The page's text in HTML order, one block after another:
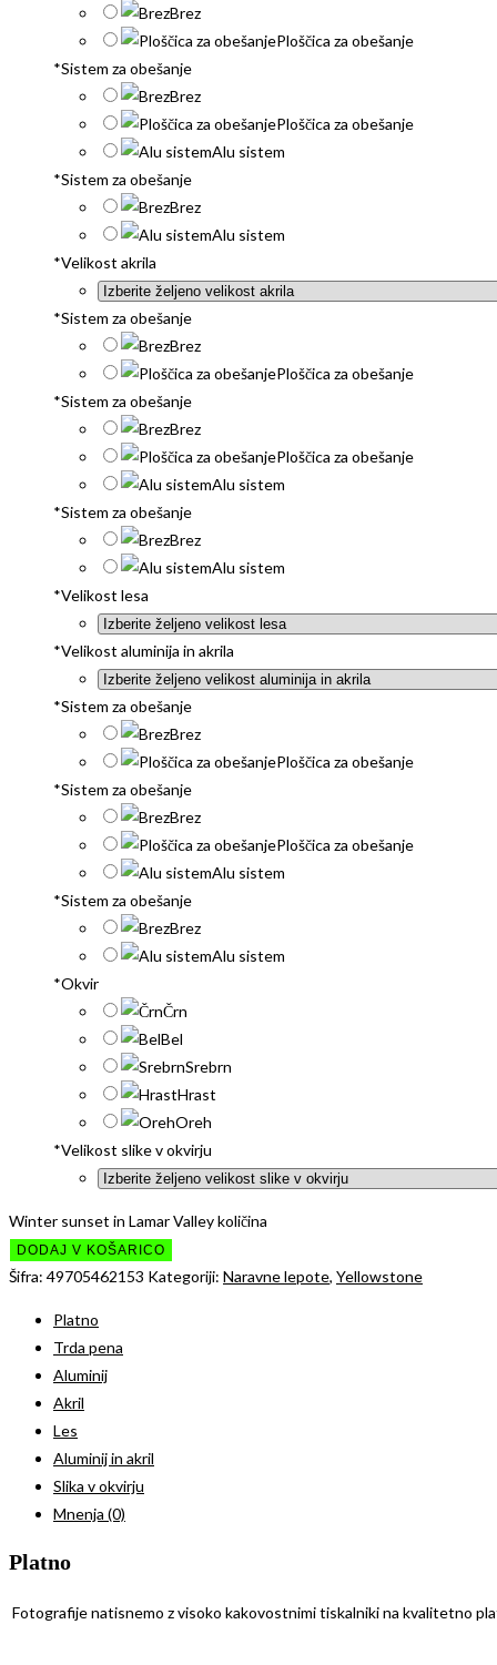
Brez
Ploščica za obešanje
*Sistem za obešanje
Brez
Ploščica za obešanje
Alu sistem
*Sistem za obešanje
Brez
Alu sistem
*Velikost akrila
*Sistem za obešanje
Brez
Ploščica za obešanje
*Sistem za obešanje
Brez
Ploščica za obešanje
Alu sistem
*Sistem za obešanje
Brez
Alu sistem
*Velikost lesa
*Velikost aluminija in akrila
*Sistem za obešanje
Brez
Ploščica za obešanje
*Sistem za obešanje
Brez
Ploščica za obešanje
Alu sistem
*Sistem za obešanje
Brez
Alu sistem
*Okvir
Črn
Bel
Srebrn
Hrast
Oreh
*Velikost slike v okvirju
Winter sunset in Lamar Valley količina
DODAJ V KOŠARICO
Šifra: 49705462153 Kategoriji: Naravne lepote, Yellowstone
Platno
Trda pena
Aluminij
Akril
Les
Aluminij in akril
Slika v okvirju
Mnenja (0)
Platno
Fotografije natisnemo z visoko kakovostnimi tiskalniki na kvalitetno